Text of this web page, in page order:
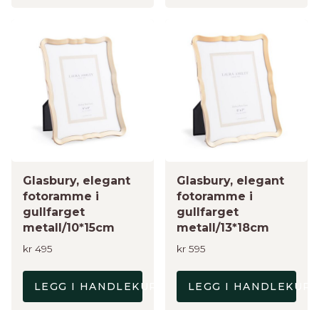
Glasbury, elegant
fotoramme i
gullfarget
metall/10*15cm
kr 495
LEGG I HANDLEKURV
Glasbury, elegant
fotoramme i
gullfarget
metall/13*18cm
kr 595
LEGG I HANDLEKURV